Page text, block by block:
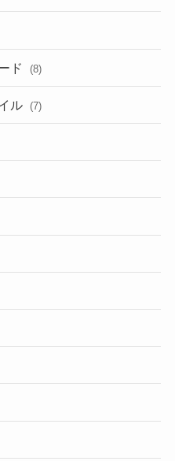
ド (8)
ル (7)